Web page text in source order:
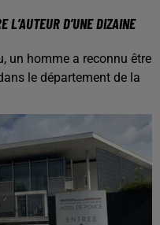
L’AUTEUR D’UNE DIZAINE
un homme a reconnu être
le département de la